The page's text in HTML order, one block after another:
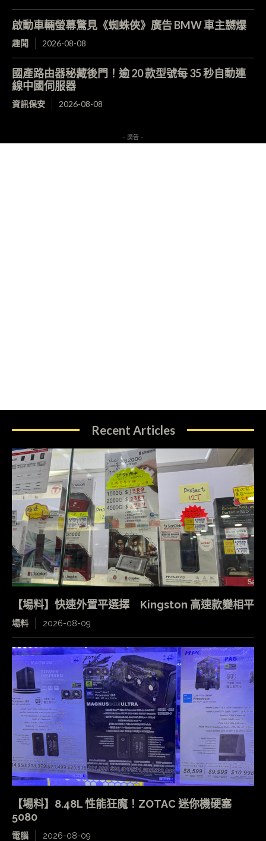
啟動車輛螢幕驚見《蜘蛛俠》廣告 BMW 車主嬲爆
趣聞 2026-08-08
國產路由器秘藏後門！逾 20 款型號每 35 秒自動連
線中國伺服器
資訊保安 2026-08-08
- 廣告 -
Recent Articles
【場料】快速外置平選擇 Kingston 高速款變相平
場料 2026-08-09
【場料】8.48L 性能狂魔！ZOTAC 迷你機硬塞
5080
電腦 2026-08-09